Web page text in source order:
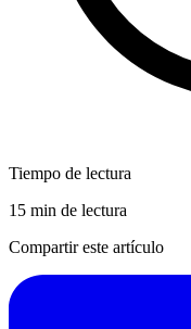
Tiempo de lectura
15 min de lectura
Compartir este artículo